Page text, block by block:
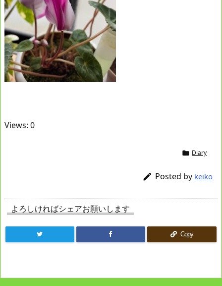
Views: 0
 Diary
 Posted by keiko
よろしければシェアお願いします
Copy